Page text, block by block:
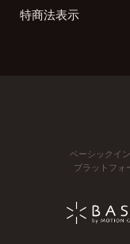
特商法表示
ベーシックイ
プラットフォ